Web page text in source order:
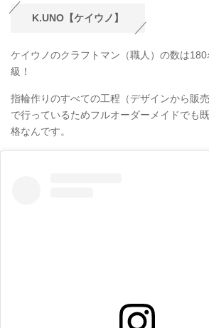
K.UNO【ケイウノ】
ケイウノのクラフトマン（職人）の数は
級！
指輪作りのすべての工程（デザインから販
で行っているためフルオーダーメイドでも
格なんです。